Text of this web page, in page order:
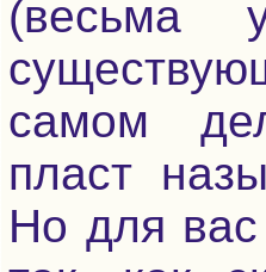
(весьма
самом
пласт
Но для